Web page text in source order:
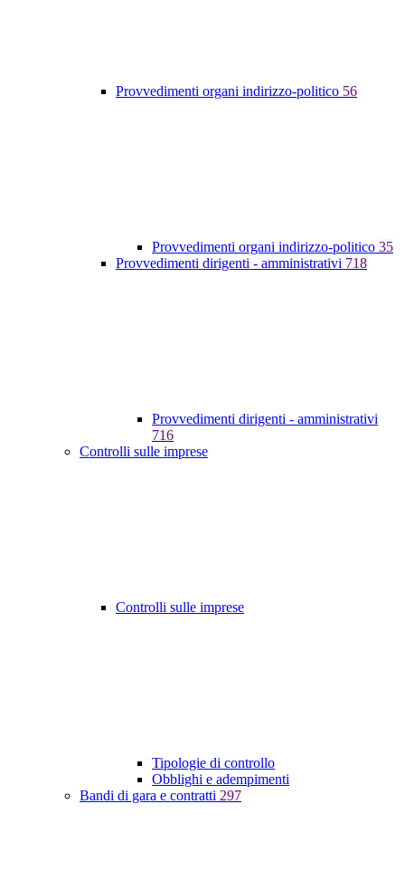
Provvedimenti organi indirizzo-politico 56
Provvedimenti organi indirizzo-politico 35
Provvedimenti dirigenti - amministrativi 718
Provvedimenti dirigenti - amministrativi
716
Controlli sulle imprese
Controlli sulle imprese
Tipologie di controllo
Obblighi e adempimenti
Bandi di gara e contratti 297